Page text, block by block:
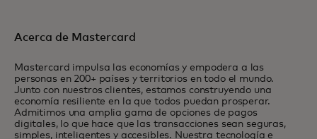
Acerca de Mastercard
Mastercard impulsa las economías y empodera a las
personas en 200+ países y territorios en todo el mundo.
Junto con nuestros clientes, estamos construyendo una
economía resiliente en la que todos puedan prosperar.
Admitimos una amplia gama de opciones de pagos
digitales, lo que hace que las transacciones sean seguras,
simples, inteligentes y accesibles. Nuestra tecnología e